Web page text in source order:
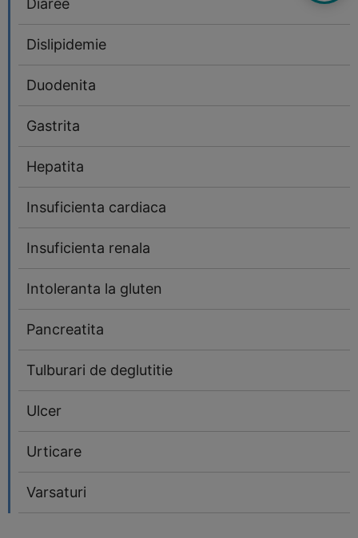
Diaree
Dislipidemie
Duodenita
Gastrita
Hepatita
Insuficienta cardiaca
Insuficienta renala
Intoleranta la gluten
Pancreatita
Tulburari de deglutitie
Ulcer
Urticare
Varsaturi